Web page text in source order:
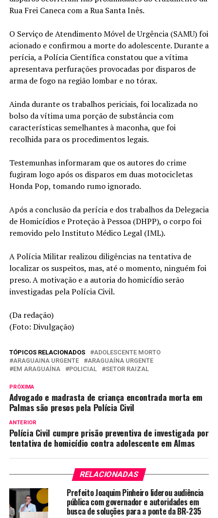
Rua Frei Caneca com a Rua Santa Inês.
O Serviço de Atendimento Móvel de Urgência (SAMU) foi
acionado e confirmou a morte do adolescente. Durante a
perícia, a Polícia Científica constatou que a vítima
apresentava perfurações provocadas por disparos de
arma de fogo na região lombar e no tórax.
Ainda durante os trabalhos periciais, foi localizada no
bolso da vítima uma porção de substância com
características semelhantes à maconha, que foi
recolhida para os procedimentos legais.
Testemunhas informaram que os autores do crime
fugiram logo após os disparos em duas motocicletas
Honda Pop, tomando rumo ignorado.
Após a conclusão da perícia e dos trabalhos da Delegacia
de Homicídios e Proteção à Pessoa (DHPP), o corpo foi
removido pelo Instituto Médico Legal (IML).
A Polícia Militar realizou diligências na tentativa de
localizar os suspeitos, mas, até o momento, ninguém foi
preso. A motivação e a autoria do homicídio serão
investigadas pela Polícia Civil.
(Da redação)
(Foto: Divulgação)
TÓPICOS RELACIONADOS
ADOLESCENTE MORTO
ARAGUAINA URGENTE
ARAGUAÍNA URGENTE
EM ARAGUAÍNA
POLICIAL SETOR RAIZAL
PRÓXIMA
Advogado e madrasta de criança encontrada morta em
Palmas são presos pela Polícia Civil
ANTERIOR
Polícia Civil cumpre prisão preventiva de investigada por
tentativa de homicídio contra adolescente em Almas
RELACIONADAS
Prefeito Joaquim Pinheiro liderou audiência
pública com governador e autoridades em
busca de soluções para a ponte da BR-235